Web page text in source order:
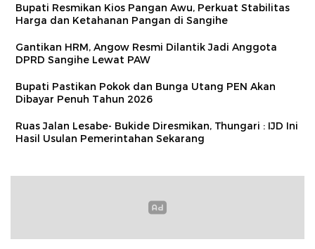
Bupati Resmikan Kios Pangan Awu, Perkuat Stabilitas
Harga dan Ketahanan Pangan di Sangihe
Gantikan HRM, Angow Resmi Dilantik Jadi Anggota
DPRD Sangihe Lewat PAW
Bupati Pastikan Pokok dan Bunga Utang PEN Akan
Dibayar Penuh Tahun 2026
Ruas Jalan Lesabe- Bukide Diresmikan, Thungari : IJD Ini
Hasil Usulan Pemerintahan Sekarang